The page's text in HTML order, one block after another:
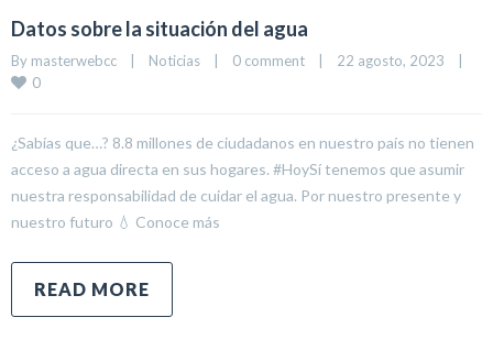
Datos sobre la situación del agua
By masterwebcc Noticias 0 comment 22 agosto, 2023
0
¿Sabías que…? 8.8 millones de ciudadanos en nuestro país no tienen
acceso a agua directa en sus hogares. #HoySí tenemos que asumir
nuestra responsabilidad de cuidar el agua. Por nuestro presente y
nuestro futuro 💧 Conoce más
READ MORE